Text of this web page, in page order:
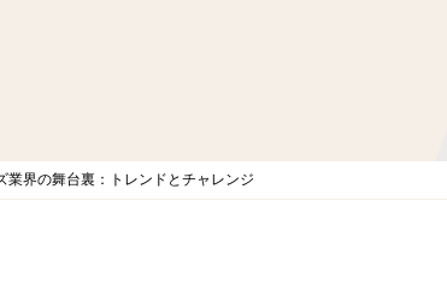
業界の舞台裏：トレンドとチャレンジ